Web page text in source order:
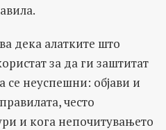
дека алатките што
за да ги заштитат
се неуспешни: објави и
често
и кога непочитувањето